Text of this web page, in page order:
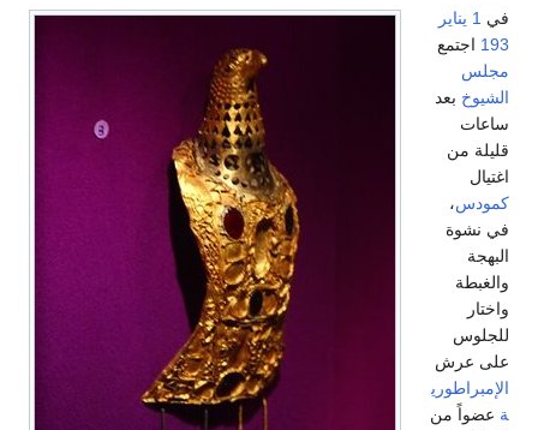
في 1 يناير
193 اجتمع
مجلس
الشيوخ بعد
ساعات
قليلة من
اغتيال
كمودس،
في نشوة
البهجة
والغبطة
واختار
للجلوس
على عرش
الإمبراطوري
ة عضواً من